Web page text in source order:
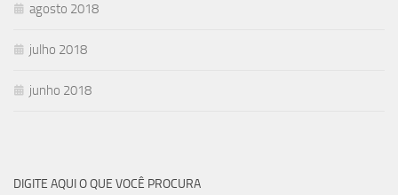
agosto 2018
julho 2018
junho 2018
DIGITE AQUI O QUE VOCÊ PROCURA